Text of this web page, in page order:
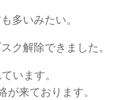
多いみたい。
ク解除できました。
います。
来ております。